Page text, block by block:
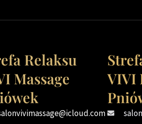
Relaksu
Massage
VIVI